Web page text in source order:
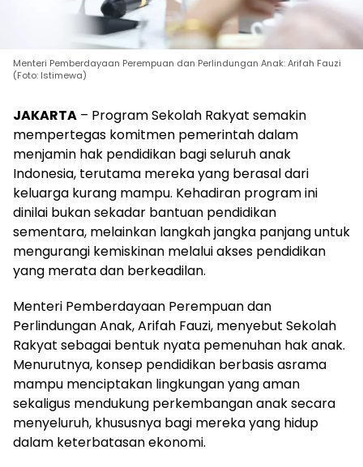
Menteri Pemberdayaan Perempuan dan Perlindungan Anak: Arifah Fauzi
(Foto: Istimewa)
JAKARTA – Program Sekolah Rakyat semakin
mempertegas komitmen pemerintah dalam
menjamin hak pendidikan bagi seluruh anak
Indonesia, terutama mereka yang berasal dari
keluarga kurang mampu. Kehadiran program ini
dinilai bukan sekadar bantuan pendidikan
sementara, melainkan langkah jangka panjang untuk
mengurangi kemiskinan melalui akses pendidikan
yang merata dan berkeadilan.
Menteri Pemberdayaan Perempuan dan
Perlindungan Anak,Arifah Fauzi, menyebut Sekolah
Rakyat sebagai bentuk nyata pemenuhan hak anak.
Menurutnya, konsep pendidikan berbasis asrama
mampu menciptakan lingkungan yang aman
sekaligus mendukung perkembangan anak secara
menyeluruh, khususnya bagi mereka yang hidup
dalam keterbatasan ekonomi.